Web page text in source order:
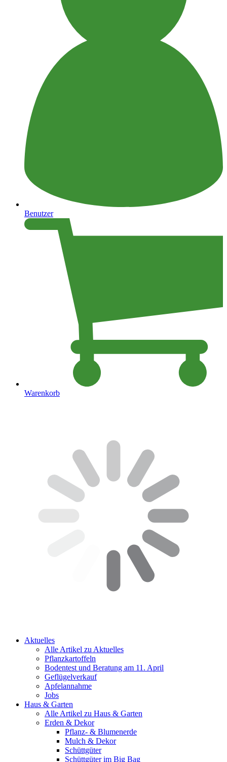
Benutzer
Warenkorb
Aktuelles
Alle Artikel zu Aktuelles
Pflanzkartoffeln
Bodentest und Beratung am 11. April
Geflügelverkauf
Apfelannahme
Jobs
Haus & Garten
Alle Artikel zu Haus & Garten
Erden & Dekor
Pflanz- & Blumenerde
Mulch & Dekor
Schüttgüter
Schüttgüter im Big Bag